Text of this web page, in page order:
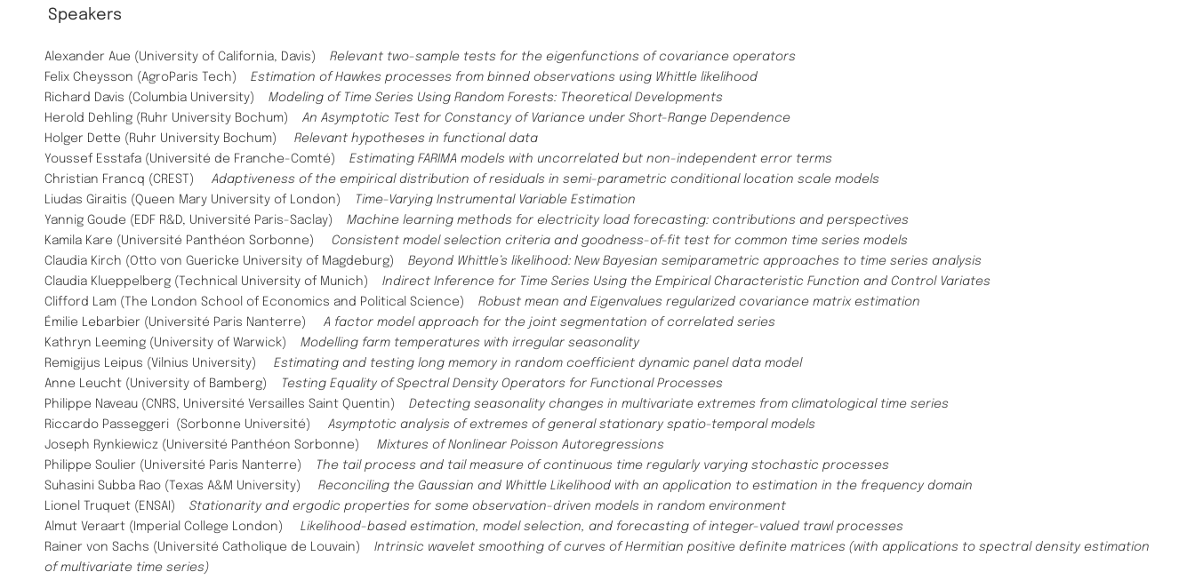
Speakers
Alexander Aue (University of California, Davis) Relevant two-sample tests for the eigenfunctions of covariance operators
Felix Cheysson (AgroParis Tech) Estimation of Hawkes processes from binned observations using Whittle likelihood
Richard Davis (Columbia University) Modeling of Time Series Using Random Forests: Theoretical Developments
Herold Dehling (Ruhr University Bochum) An Asymptotic Test for Constancy of Variance under Short-Range Dependence
Holger Dette (Ruhr University Bochum) Relevant hypotheses in functional data
Youssef Esstafa (Université de Franche-Comté) Estimating FARIMA models with uncorrelated but non-independent error terms
Christian Francq (CREST) Adaptiveness of the empirical distribution of residuals in semi-parametric conditional location scale models
Liudas Giraitis (Queen Mary University of London)
Time-Varying Instrumental Variable Estimation
Yannig Goude (EDF R&D, Université Paris-Saclay)
Machine learning methods for electricity load forecasting: contributions and perspectives
Kamila Kare (Université Panthéon Sorbonne)
Consistent model selection criteria and goodness-of-fit test for common time series models
Claudia Kirch (Otto von Guericke University of Magdeburg)
Beyond Whittle’s likelihood: New Bayesian semiparametric approaches to time series analysis
Claudia Klueppelberg (Technical University of Munich)
Indirect Inference for Time Series Using the Empirical Characteristic Function and Control Variates
Clifford Lam (The London School of Economics and Political Science) Robust mean and Eigenvalues regularized covariance matrix estimation
Émilie Lebarbier (Université Paris Nanterre)
A factor model approach for the joint segmentation of correlated series
Kathryn Leeming (University of Warwick) Modelling farm temperatures with irregular seasonality
Remigijus Leipus (Vilnius University)
Estimating and testing long memory in random coefficient dynamic panel data model
Anne Leucht (University of Bamberg)
Testing Equality of Spectral Density Operators for Functional Processes
Philippe Naveau (CNRS, Université Versailles Saint Quentin) Detecting seasonality changes in multivariate extremes from climatological time series
Riccardo Passeggeri (Sorbonne Université) Asymptotic analysis of extremes of general stationary spatio-temporal models
Joseph Rynkiewicz (Université Panthéon Sorbonne) Mixtures of Nonlinear Poisson Autoregressions
Philippe Soulier (Université Paris Nanterre)
The tail process and tail measure of continuous time regularly varying stochastic processes
Suhasini Subba Rao (Texas A&M University) Reconciling the Gaussian and Whittle Likelihood with an application to estimation in the frequency domain
Lionel Truquet (ENSAI)
Stationarity and ergodic properties for some observation-driven models in random environment
Almut Veraart (Imperial College London) Likelihood-based estimation, model selection, and forecasting of integer-valued trawl processes
Rainer von Sachs (Université Catholique de Louvain)
Intrinsic wavelet smoothing of curves of Hermitian positive definite matrices (with applications to spectral density estimation
of multivariate time series)